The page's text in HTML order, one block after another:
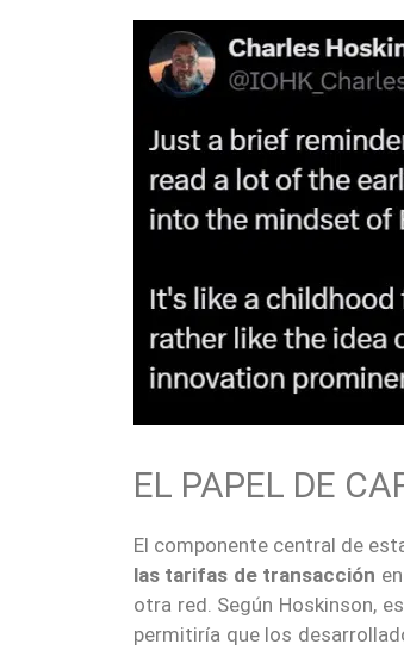
EL PAPEL DE
El componente central de
las tarifas de transacción
otra red. Según Hoskinson,
permitiría que los